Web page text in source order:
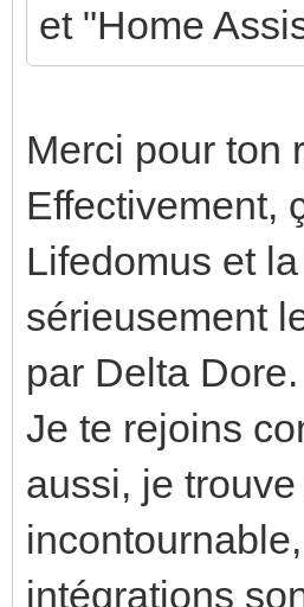
et "Home
Merci pour ton
Effectivement,
Lifedomus et
sérieusement
par Delta Dore.
Je te rejoins
aussi, je
intégrations